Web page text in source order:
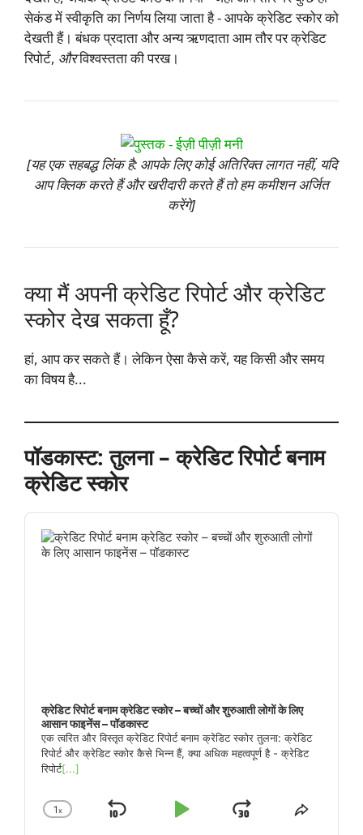
सेकंड में स्वीकृति का निर्णय लिया जाता है - आपके क्रेडिट स्कोर को
देखती हैं। बंधक प्रदाता और अन्य ऋणदाता आम तौर पर क्रेडिट
रिपोर्ट, औरविश्वस्तता की परख।
[यह एक सहबद्ध लिंक है: आपके लिए कोई अतिरिक्त लागत नहीं, यदि
आप क्लिक करते हैं और खरीदारी करते हैं तो हम कमीशन अर्जित
करेंगे]
क्या मैं अपनी क्रेडिट रिपोर्ट और क्रेडिट
स्कोर देख सकता हूँ?
हां, आप कर सकते हैं। लेकिन ऐसा कैसे करें, यह किसी और समय
का विषय है...
पॉडकास्ट: तुलना – क्रेडिट रिपोर्ट बनाम
क्रेडिट स्कोर
Audio
Player
क्रेडिट रिपोर्ट बनाम क्रेडिट स्कोर – बच्चों और शुरुआती लोगों के लिए
आसान फाइनेंस – पॉडकास्ट
एक त्वरित और विस्तृत क्रेडिट रिपोर्ट बनाम क्रेडिट स्कोर तुलना: क्रेडिट
रिपोर्ट और क्रेडिट स्कोर कैसे भिन्न हैं, क्या अधिक महत्वपूर्ण है - क्रेडिट
रिपोर्ट[...]
प्लेबैक
1x
पीछे
चलाएँ
आगे
इस